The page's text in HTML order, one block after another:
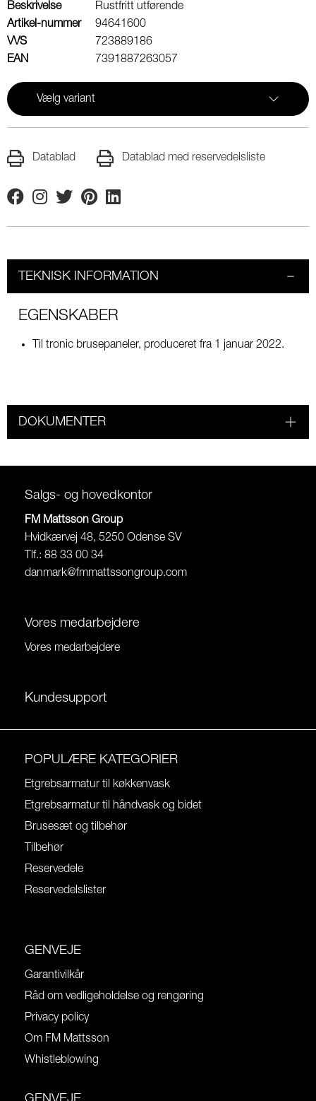
Beskrivelse
Rustfritt utførende
Artikel-nummer
94641600
VVS
723889186
EAN
7391887263057
Vælg variant
Datablad Datablad med reservedelsliste
FacebookInstagram
TwitterPinterestLinkedin
TEKNISK INFORMATION
EGENSKABER
Til tronic brusepaneler, produceret fra 1 januar 2022.
DOKUMENTER
Salgs- og hovedkontor
FM Mattsson Group
Hvidkærvej 48, 5250 Odense SV
Tlf.: 88 33 00 34
danmark@fmmattssongroup.com
Vores medarbejdere
Vores medarbejdere
Kundesupport
POPULÆRE KATEGORIER
Etgrebsarmatur til køkkenvask
Etgrebsarmatur til håndvask og bidet
Brusesæt og tilbehør
Tilbehør
Reservedele
Reservedelslister
GENVEJE
Garantivilkår
Råd om vedligeholdelse og rengøring
Privacy policy
Om FM Mattsson
Whistleblowing